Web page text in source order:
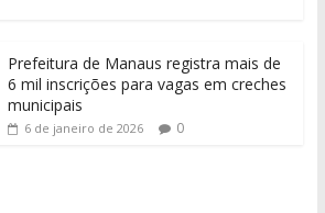
Prefeitura de Manaus registra mais de
6 mil inscrições para vagas em creches
municipais
6 de janeiro de 2026 0